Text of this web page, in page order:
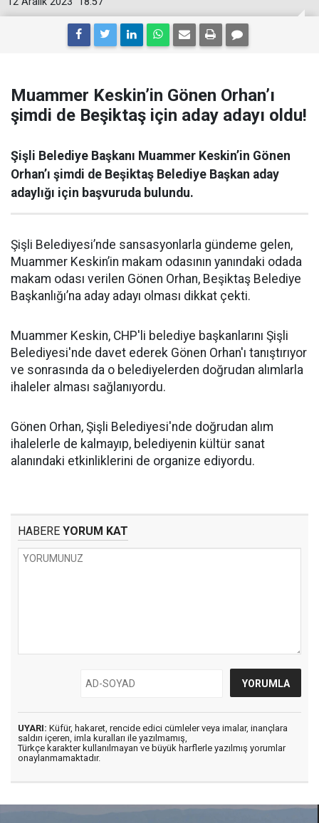
Muammer Keskin’in Gönen Orhan’ı
şimdi de Beşiktaş için aday adayı oldu!
Şişli Belediye Başkanı Muammer Keskin’in Gönen
Orhan’ı şimdi de Beşiktaş Belediye Başkan aday
adaylığı için başvuruda bulundu.
Şişli Belediyesi’nde sansasyonlarla gündeme gelen,
Muammer Keskin’in makam odasının yanındaki odada
makam odası verilen Gönen Orhan, Beşiktaş Belediye
Başkanlığı’na aday adayı olması dikkat çekti.
Muammer Keskin, CHP'li belediye başkanlarını Şişli
Belediyesi'nde davet ederek Gönen Orhan'ı tanıştırıyor
ve sonrasında da o belediyelerden doğrudan alımlarla
ihaleler alması sağlanıyordu.
Gönen Orhan, Şişli Belediyesi'nde doğrudan alım
ihalelerle de kalmayıp, belediyenin kültür sanat
alanındaki etkinliklerini de organize ediyordu.
HABERE YORUM KAT
UYARI: Küfür, hakaret, rencide edici cümleler veya imalar, inançlara
saldırı içeren, imla kuralları ile yazılmamış,
Türkçe karakter kullanılmayan ve büyük harflerle yazılmış yorumlar
onaylanmamaktadır.